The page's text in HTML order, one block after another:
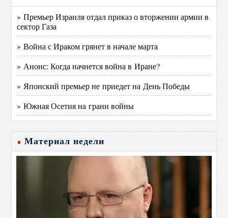
» Премьер Израиля отдал приказ о вторжении армии в
сектор Газа
» Война с Ираком грянет в начале марта
» Анонс: Когда начнется война в Иране?
» Японский премьер не приедет на День Победы
» Южная Осетия на грани войны
Материал недели